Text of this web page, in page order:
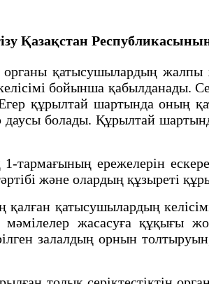
Қазақстан
қатысушылардың жалпы
бойынша қабылданады.
құрылтай шартында оның
болады. Құрылтай
ережелерiн ескере
және олардың құзыретi
қатысушылардың
мәмiлелер жасасуға құқығы
залалдың орнын